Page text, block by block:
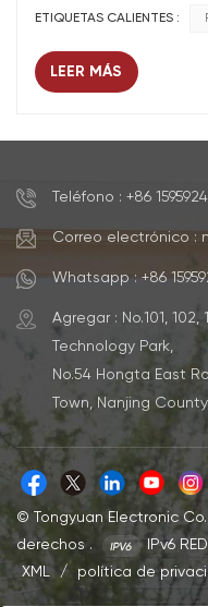
hogares o lugares de
es esencial en la vida
hemos creado una
relojes de pared
interiores, utilizando la
que la pared o
destacada de una
de crear este punto
grande o
encantan los relojes
meteorológico grande
cuando se coloca en
Si tienes una
brillantes puede
además de añadir
brillantes, como los de
edición limitada
reloj de pared con un
realmente llamar la
Actualización
ETIQUETAS CALIENTES :
LEER MÁS
Teléfono : +86
Correo electrónico :
Whatsapp : +86
Agregar : No.101,
Technology Park,
No.54 Hongta East
Town, Nanjing
© Tongyuan Electronic
derechos .
IPv6
XML
/ política de